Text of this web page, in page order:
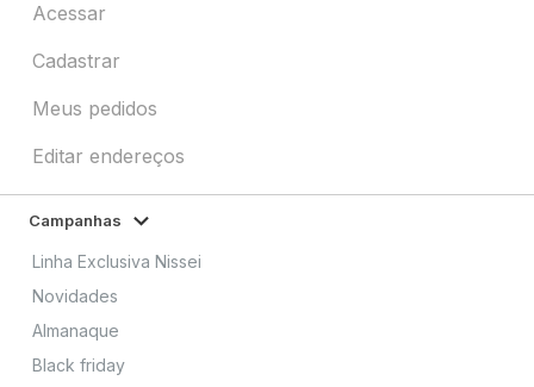
Acessar
Cadastrar
Meus pedidos
Editar endereços
Campanhas
Linha Exclusiva Nissei
Novidades
Almanaque
Black friday